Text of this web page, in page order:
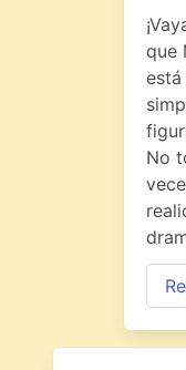
que
No